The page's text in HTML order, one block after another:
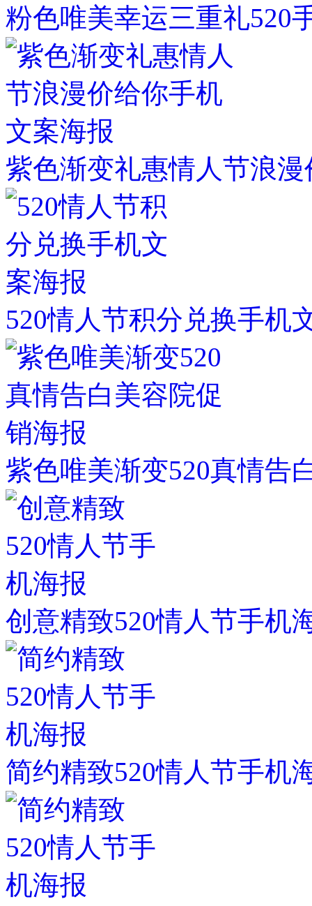
粉色唯美幸运三重礼520
紫色渐变礼惠情人节浪
520情人节积分兑换手机
紫色唯美渐变520真情告
创意精致520情人节手机
简约精致520情人节手机